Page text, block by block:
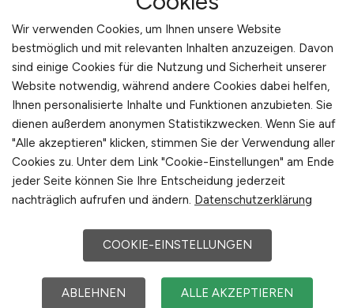
Fachkraft für
Lebensmitteltechnik(m/w/d)
Hays
27.01.2026
Neuss
1
Einwohner:ca. 32.000
Wir verwenden Cookies, um Ihnen unsere Website
bestmöglich und mit relevanten Inhalten anzuzeigen. Davon
sind einige Cookies für die Nutzung und Sicherheit unserer
Website notwendig, während andere Cookies dabei helfen,
Ihnen personalisierte Inhalte und Funktionen anzubieten. Sie
dienen außerdem anonymen Statistikzwecken. Wenn Sie auf
"Alle akzeptieren" klicken, stimmen Sie der Verwendung aller
Cookies zu. Unter dem Link "Cookie-Einstellungen" am Ende
jeder Seite können Sie Ihre Entscheidung jederzeit
nachträglich aufrufen und ändern. Datenschutzerklärung
COOKIE-EINSTELLUNGEN
ABLEHNEN ALLE AKZEPTIEREN